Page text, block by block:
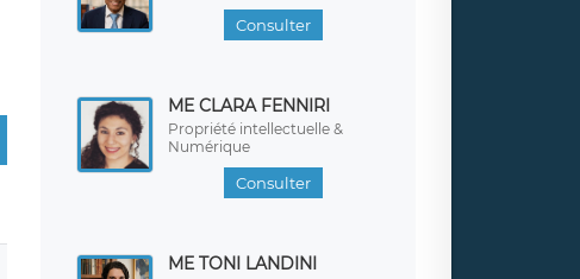
Consulter
ME CLARA FENNIRI
Propriété intellectuelle &
Numérique
Consulter
ME TONI LANDINI